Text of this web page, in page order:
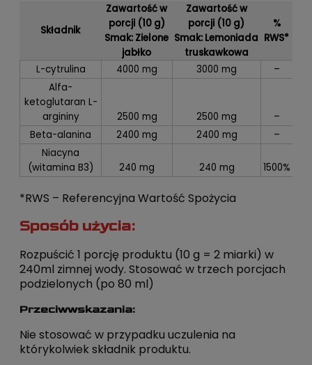
Składnik
Zawartość w
porcji (10 g)
Smak: Zielone
jabłko
Zawartość w
porcji (10 g)
Smak: Lemoniada
truskawkowa
%
RWS*
L-cytrulina 4000 mg 3000 mg
–
Alfa-
ketoglutaran L-
argininy
2500 mg 2500 mg
–
Beta-alanina
2400 mg 2400 mg
–
Niacyna
(witamina B3)
240 mg 240 mg 1500%
*RWS – Referencyjna Wartość Spożycia
Sposób użycia:
Rozpuścić 1 porcję produktu (10 g = 2 miarki) w
240ml zimnej wody. Stosować w trzech porcjach
podzielonych (po 80 ml)
Przeciwwskazania:
Nie stosować w przypadku uczulenia na
którykolwiek składnik produktu.